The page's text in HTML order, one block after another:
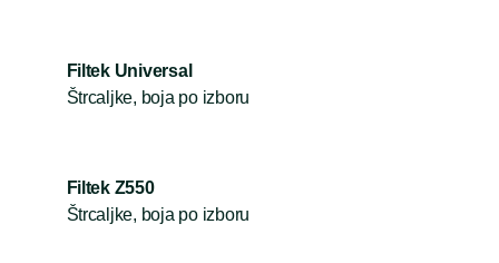
Filtek Universal
Štrcaljke, boja po izboru
Filtek Z550
Štrcaljke, boja po izboru